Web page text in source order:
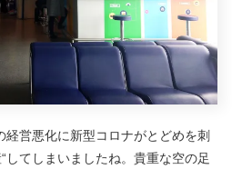
営悪化に新型コロナがとどめを刺
してしまいましたね。貴重な空の足